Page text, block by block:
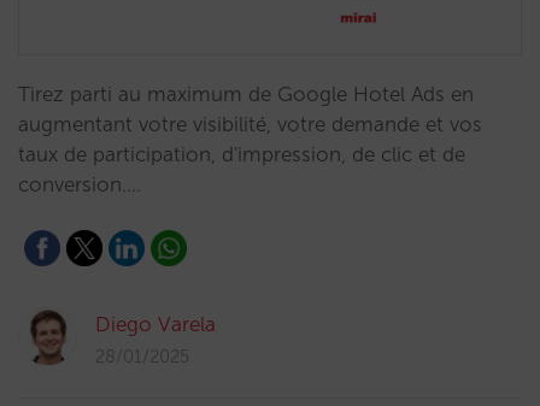
Tirez parti au maximum de Google Hotel Ads en
augmentant votre visibilité, votre demande et vos
taux de participation, d'impression, de clic et de
conversion.…
Diego Varela
28/01/2025